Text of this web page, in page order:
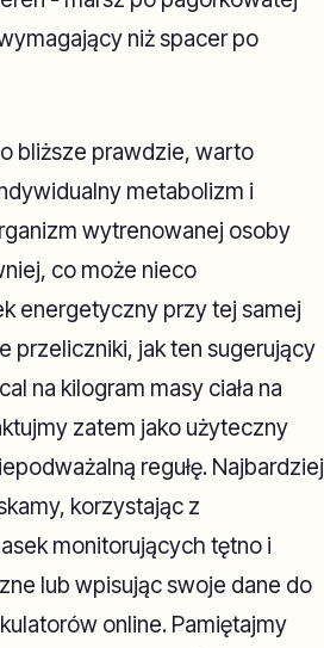
niż spacer po
bliższe prawdzie, warto
metabolizm i
wytrenowanej osoby
co może nieco
energetyczny przy tej samej
przeliczniki, jak ten sugerujący
na kilogram masy ciała na
zatem jako użyteczny
regułę. Najbardziej
korzystając z
monitorujących tętno i
lub wpisując swoje dane do
online. Pamiętajmy